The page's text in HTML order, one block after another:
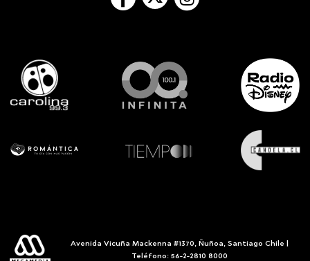
Avenida Vicuña Mackenna #1370, Ñuñoa, Santiago Chile |
Teléfono: 56-2-2810 8000